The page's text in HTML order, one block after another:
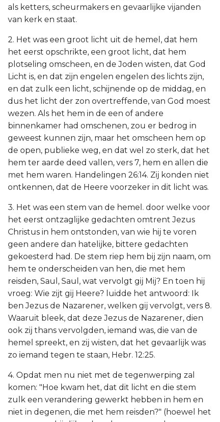
als ketters, scheurmakers en gevaarlijke vijanden
van kerk en staat.
2. Het was een groot licht uit de hemel, dat hem
het eerst opschrikte, een groot licht, dat hem
plotseling omscheen, en de Joden wisten, dat God
Licht is, en dat zijn engelen engelen des lichts zijn,
en dat zulk een licht, schijnende op de middag, en
dus het licht der zon overtreffende, van God moest
wezen. Als het hem in de een of andere
binnenkamer had omschenen, zou er bedrog in
geweest kunnen zijn, maar het omscheen hem op
de open, publieke weg, en dat wel zo sterk, dat het
hem ter aarde deed vallen, vers 7, hem en allen die
met hem waren. Handelingen 26:14. Zij konden niet
ontkennen, dat de Heere voorzeker in dit licht was.
3. Het was een stem van de hemel. door welke voor
het eerst ontzaglijke gedachten omtrent Jezus
Christus in hem ontstonden, van wie hij te voren
geen andere dan hatelijke, bittere gedachten
gekoesterd had. De stem riep hem bij zijn naam, om
hem te onderscheiden van hen, die met hem
reisden, Saul, Saul, wat vervolgt gij Mij? En toen hij
vroeg: Wie zijt gij Heere? luidde het antwoord: Ik
ben Jezus de Nazarener, welken gij vervolgt, vers 8.
Waaruit bleek, dat deze Jezus de Nazarener, dien
ook zij thans vervolgden, iemand was, die van de
hemel spreekt, en zij wisten, dat het gevaarlijk was
zo iemand tegen te staan, Hebr. 12:25.
4. Opdat men nu niet met de tegenwerping zal
komen: "Hoe kwam het, dat dit licht en die stem
zulk een verandering gewerkt hebben in hem en
niet in degenen, die met hem reisden?" (hoewel het